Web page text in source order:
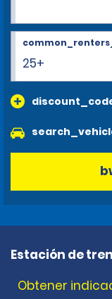
25+
Estación de
Obtener